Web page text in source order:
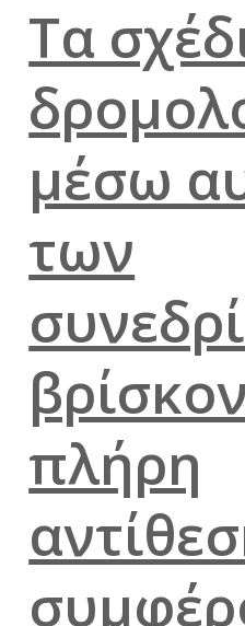
Τα
μέσω
των
πλήρη